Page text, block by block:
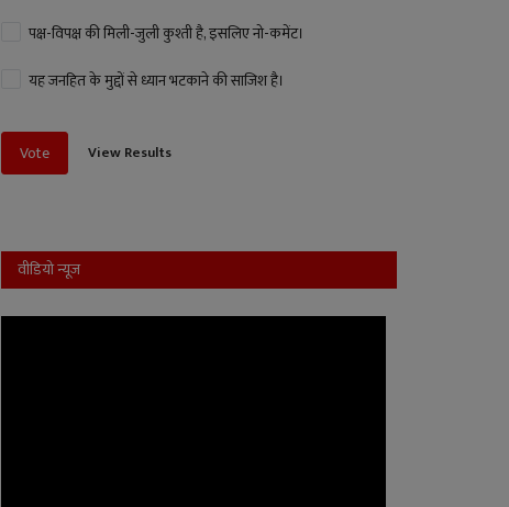
पक्ष-विपक्ष की मिली-जुली कुश्ती है, इसलिए नो-कमेंट।
यह जनहित के मुद्दों से ध्यान भटकाने की साजिश है।
Vote View Results
वीडियो न्यूज